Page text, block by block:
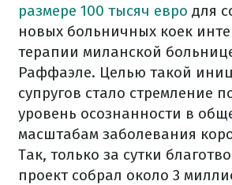
размере 100 тысяч евро для
новых больничных коек
терапии миланской
Раффаэле. Целью такой
супругов стало стремление
уровень осознанности в
масштабам заболевания
Так, только за сутки
проект собрал около 3